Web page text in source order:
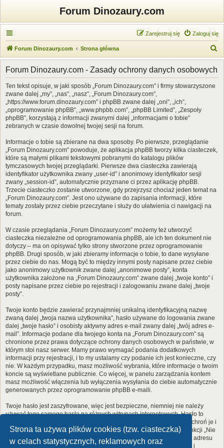
Strona ta używa plików cookies (tzw. ciasteczka)
w celach statystycznych, reklamowych oraz
Forum Dinozaury.com
Zaloguj się
Zarejestruj się
Forum Dinozaury.com Strona główna
z
Forum Dinozaury.com - Zasady ochrony danych osobowych
Ten tekst opisuje, w jaki sposób „Forum Dinozaury.com” i firmy stowarzyszone
zwane dalej „my”, „nas”, „nasz”, „Forum Dinozaury.com”,
„https://www.forum.dinozaury.com” i phpBB zwane dalej „oni”, „ich”,
„oprogramowanie phpBB”, „www.phpbb.com”, „phpBB Limited”, „Zespoły
phpBB”, korzystają z informacji zwanymi dalej „informacjami o tobie”
zebranych w czasie dowolnej twojej sesji na forum.
Informacje o tobie są zbierane na dwa sposoby. Po pierwsze, przeglądanie
„Forum Dinozaury.com” powoduje, że aplikacja phpBB tworzy kilka ciasteczek,
które są małymi plikami tekstowymi pobranymi do katalogu plików
tymczasowych twojej przeglądarki. Pierwsze dwa ciasteczka zawierają
identyfikator użytkownika zwany „user-id” i anonimowy identyfikator sesji
zwany „session-id”, automatycznie przyznane ci przez aplikację phpBB.
Trzecie ciasteczko zostanie utworzone, gdy przejrzysz chociaż jeden temat na
„Forum Dinozaury.com”. Jest ono używane do zapisania informacji, które
tematy zostały przez ciebie przeczytane i służy do ułatwienia ci nawigacji na
forum.
W czasie przeglądania „Forum Dinozaury.com” możemy też utworzyć
ciasteczka niezależne od oprogramowania phpBB, ale ich ten dokument nie
dotyczy – ma on opisywać tylko strony stworzone przez oprogramowanie
phpBB. Drugi sposób, w jaki zbieramy informacje o tobie, to dane wysyłane
przez ciebie do nas. Mogą być to między innymi posty napisane przez ciebie
jako anonimowy użytkownik zwane dalej „anonimowe posty”, konta
użytkownika założone na „Forum Dinozaury.com” zwane dalej „twoje konto” i
posty napisane przez ciebie po rejestracji i zalogowaniu zwane dalej „twoje
posty”.
Twoje konto będzie zawierać przynajmniej unikalną identyfikacyjną nazwę
zwaną dalej „twoja nazwa użytkownika”, hasło używane do logowania zwane
dalej „twoje hasło” i osobisty aktywny adres e-mail zwany dalej „twój adres e-
mail”. Informacje podane dla twojego konta na „Forum Dinozaury.com” są
chronione przez prawa dotyczące ochrony danych osobowych w państwie, w
którym stoi nasz serwer. Mamy prawo wymagać podania dodatkowych
informacji przy rejestracji, i to my ustalamy czy podanie ich jest konieczne, czy
nie. W każdym przypadku, masz możliwość wybrania, które informacje o twoim
koncie są wyświetlane publicznie. Co więcej, w panelu zarządzania kontem
masz możliwość włączenia lub wyłączenia wysyłania do ciebie automatycznie
generowanych przez oprogramowanie phpBB e-maili.
Twoje hasło jest zaszyfrowane, więc jest bezpieczne, niemniej nie należy
używać tego samego hasła na różnych witrynach internetowych. Hasło to
umożliwia dostęp do twojego konta na „Forum Dinozaury.com”, więc chroń je i
w żadnym wypadku nie podawajnikomu. Jeśli je zapomnisz, użyj funkcji „Nie
pamiętam hasła”. Witryna poprosi cię o podanie nazwy użytkownika i adresu
e-mail. Po podaniu tych danych zostanie wygenerowane nowe hasło i